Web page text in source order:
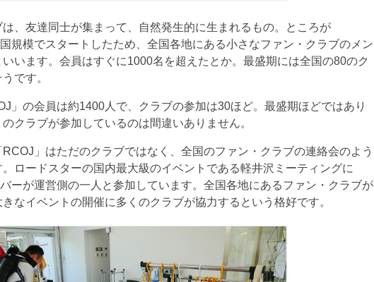
、友達同士が集まって、自然発生的に生まれるもの。ところが
規模でスタートしたため、全国各地にある小さなファン・クラブのメン
います。会員はすぐに1000名を超えたとか。最盛期には全国の80のク
です。
」の会員は約1400人で、クラブの参加は30ほど。最盛期ほどではあり
クラブが参加しているのは間違いありません。
」はただのクラブではなく、全国のファン・クラブの連絡会のよう
ロードスターの国内最大級のイベントである軽井沢ミーティングに
ーが運営側の一人と参加しています。全国各地にあるファン・クラブが
なイベントの開催に多くのクラブが協力するという格好です。